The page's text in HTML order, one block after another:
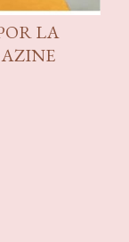
LA